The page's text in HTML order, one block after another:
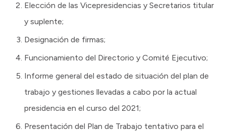
Elección de las Vicepresidencias y Secretarios titular
y suplente;
Designación de firmas;
Funcionamiento del Directorio y Comité Ejecutivo;
Informe general del estado de situación del plan de
trabajo y gestiones llevadas a cabo por la actual
presidencia en el curso del 2021;
Presentación del Plan de Trabajo tentativo para el